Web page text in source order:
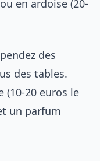
en ardoise (20-
des
des tables.
(10-20 euros le
un parfum